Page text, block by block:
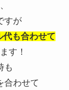
すが
代も合わせて
す！
も
合わせて